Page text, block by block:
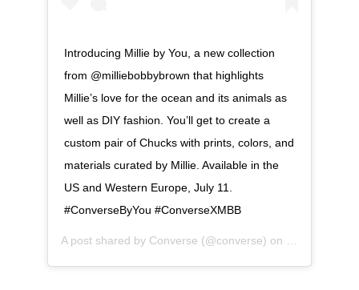
Introducing Millie by You, a new collection
from @milliebobbybrown that highlights
Millie’s love for the ocean and its animals as
well as DIY fashion. You’ll get to create a
custom pair of Chucks with prints, colors, and
materials curated by Millie. Available in the
US and Western Europe, July 11.
#ConverseByYou #ConverseXMBB
A post shared by Converse (@converse) on Jul 9, 2019